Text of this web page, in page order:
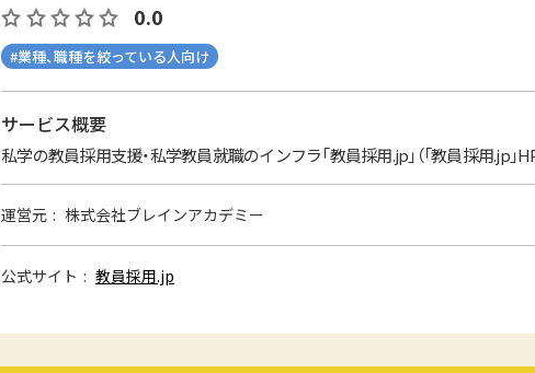
0.0
#業種、職種を絞っている人向け
サービス概要
私学の教員採用支援・私学教員就職のインフラ「教員採用.jp」（「教員採用.jp」
運営元 株式会社ブレインアカデミー
公式サイト 教員採用.jp